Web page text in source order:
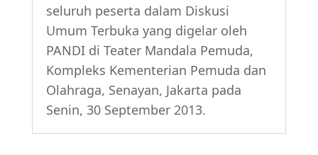
seluruh peserta dalam Diskusi
Umum Terbuka yang digelar oleh
PANDI di Teater Mandala Pemuda,
Kompleks Kementerian Pemuda dan
Olahraga, Senayan, Jakarta pada
Senin, 30 September 2013.